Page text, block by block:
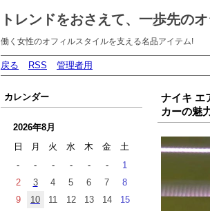
トレンドをおさえて、一歩先の
働く女性のオフィルスタイルを支える名品アイテム!
戻る RSS 管理者用
ナイキ エ
カーの魅
カレンダー
2026年8月
日
月 火 水 木 金
土
-
- - - - -
1
2
3 4 5 6 7
8
9
10 11 12 13 14
15